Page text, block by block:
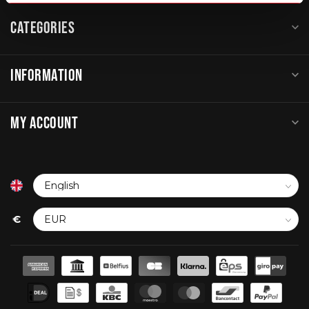
CATEGORIES
INFORMATION
MY ACCOUNT
€